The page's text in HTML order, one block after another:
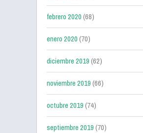
febrero 2020(68)
enero 2020(70)
diciembre 2019(62)
noviembre 2019(66)
octubre 2019(74)
septiembre 2019(70)